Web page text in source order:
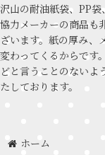
沢山の耐油紙袋、PP袋
協力メーカーの商品も
ざいます。紙の厚み、
変わってくるからです
どと言うことのないよ
たしております。
ホーム